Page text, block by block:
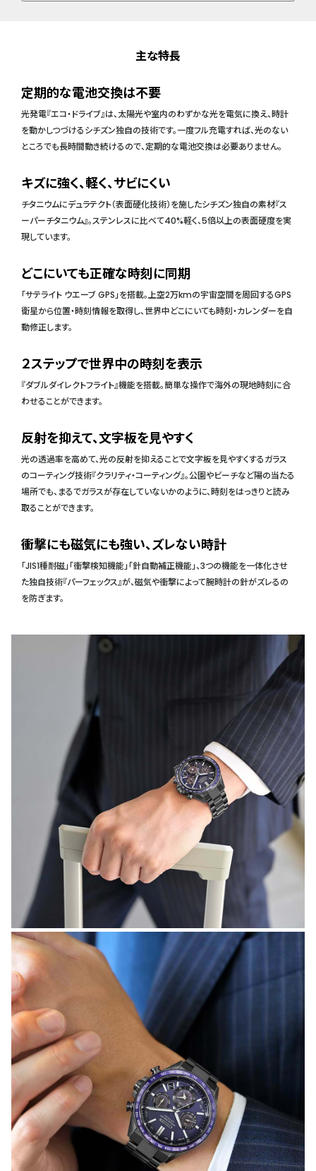
主な特長
定期的な電池交換は不要
光発電『エコ・ドライブ』は、太陽光や室内のわずかな光を電気に換え、時計
を動かしつづけるシチズン独自の技術です。一度フル充電すれば、光のない
ところでも長時間動き続けるので、定期的な電池交換は必要ありません。
キズに強く、軽く、サビにくい
チタニウムにデュラテクト（表面硬化技術）を施したシチズン独自の素材『ス
ーパーチタニウム』。ステンレスに比べて40%軽く、5倍以上の表面硬度を実
現しています。
どこにいても正確な時刻に同期
「サテライト ウエーブ GPS」を搭載。上空2万kmの宇宙空間を周回するGPS
衛星から位置・時刻情報を取得し、世界中どこにいても時刻・カレンダーを自
動修正します。
２ステップで世界中の時刻を表示
『ダブルダイレクトフライト』機能を搭載。簡単な操作で海外の現地時刻に合
わせることができます。
反射を抑えて、文字板を見やすく
光の透過率を高めて、光の反射を抑えることで文字板を見やすくするガラス
のコーティング技術『クラリティ・コーティング』。公園やビーチなど陽の当たる
場所でも、まるでガラスが存在していないかのように、時刻をはっきりと読み
取ることができます。
衝撃にも磁気にも強い、ズレない時計
「JIS1種耐磁」「衝撃検知機能」「針自動補正機能」、3つの機能を一体化させ
た独自技術『パーフェックス』が、磁気や衝撃によって腕時計の針がズレるの
を防ぎます。